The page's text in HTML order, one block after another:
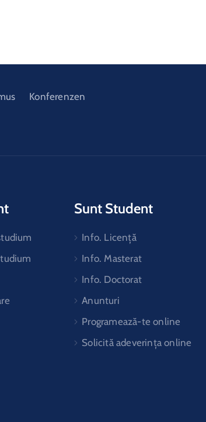
Konferenzen
Sunt Student
Info. Licență
Info. Masterat
Info. Doctorat
Anunturi
Programează-te online
Solicită adeverința online